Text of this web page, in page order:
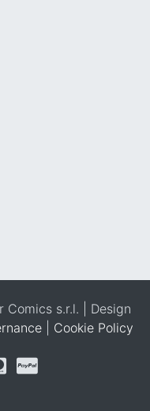
s.r.l. | Design
Cookie Policy